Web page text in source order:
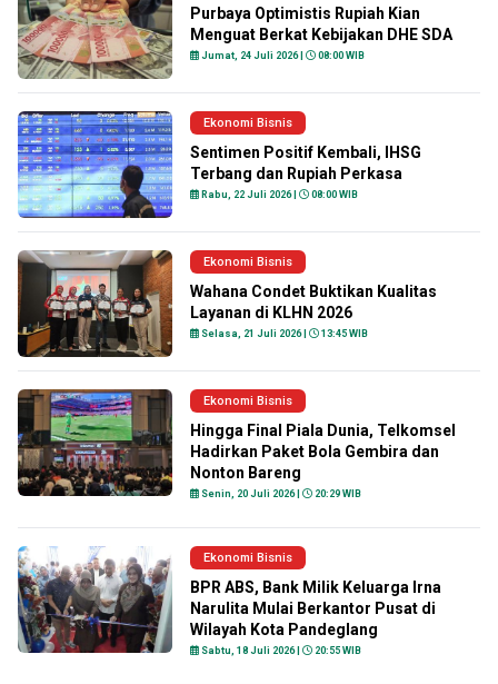
Purbaya Optimistis Rupiah Kian
Menguat Berkat Kebijakan DHE SDA
Jumat, 24 Juli 2026 | 08:00 WIB
Ekonomi Bisnis
Sentimen Positif Kembali, IHSG
Terbang dan Rupiah Perkasa
Rabu, 22 Juli 2026 | 08:00 WIB
Ekonomi Bisnis
Wahana Condet Buktikan Kualitas
Layanan di KLHN 2026
Selasa, 21 Juli 2026 | 13:45 WIB
Ekonomi Bisnis
Hingga Final Piala Dunia, Telkomsel
Hadirkan Paket Bola Gembira dan
Nonton Bareng
Senin, 20 Juli 2026 | 20:29 WIB
Ekonomi Bisnis
BPR ABS, Bank Milik Keluarga Irna
Narulita Mulai Berkantor Pusat di
Wilayah Kota Pandeglang
Sabtu, 18 Juli 2026 | 20:55 WIB